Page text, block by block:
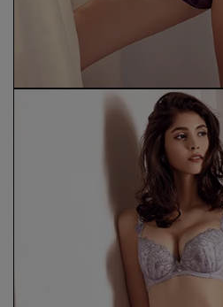
浪漫疊加｜全館滿4000贈貓耳眼罩組